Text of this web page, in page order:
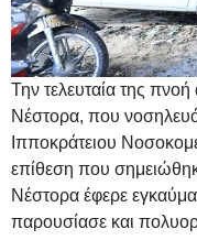
Την τελευταία της
Νέστορα, που
Ιπποκράτειου
επίθεση που
Νέστορα έφερε
παρουσίασε και